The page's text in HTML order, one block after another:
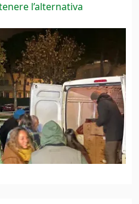
l’alternativa